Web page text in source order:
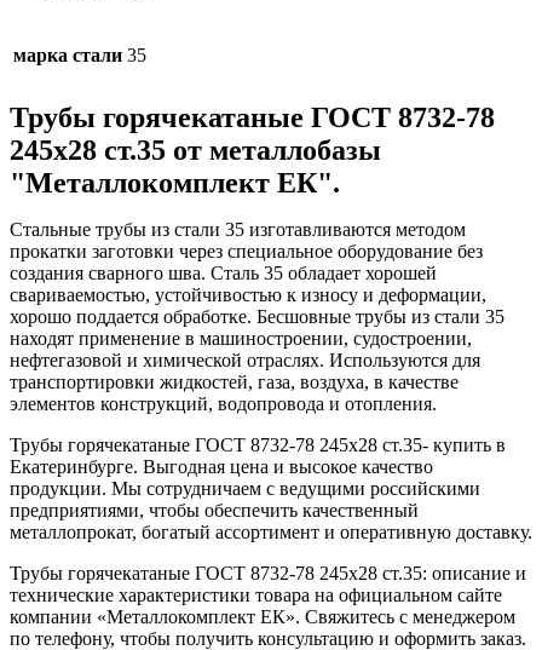
марка стали 35
Трубы горячекатаные ГОСТ 8732-78
245x28 ст.35 от металлобазы
"Металлокомплект ЕК".
Стальные трубы из стали 35 изготавливаются методом
прокатки заготовки через специальное оборудование без
создания сварного шва. Сталь 35 обладает хорошей
свариваемостью, устойчивостью к износу и деформации,
хорошо поддается обработке. Бесшовные трубы из стали 35
находят применение в машиностроении, судостроении,
нефтегазовой и химической отраслях. Используются для
транспортировки жидкостей, газа, воздуха, в качестве
элементов конструкций, водопровода и отопления.
Трубы горячекатаные ГОСТ 8732-78 245x28 ст.35- купить в
Екатеринбурге. Выгодная цена и высокое качество
продукции. Мы сотрудничаем с ведущими российскими
предприятиями, чтобы обеспечить качественный
металлопрокат, богатый ассортимент и оперативную доставку.
Трубы горячекатаные ГОСТ 8732-78 245x28 ст.35: описание и
технические характеристики товара на официальном сайте
компании «Металлокомплект ЕК». Свяжитесь с менеджером
по телефону, чтобы получить консультацию и оформить заказ.